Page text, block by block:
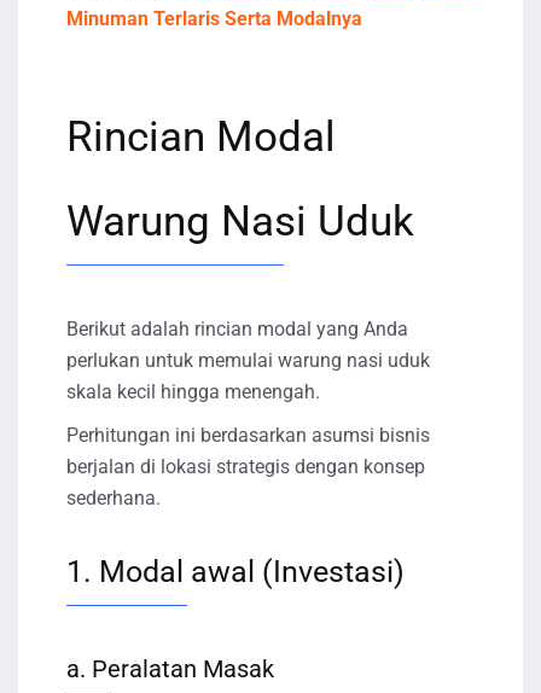
Minuman Terlaris Serta Modalnya
Rincian Modal
Warung Nasi Uduk
Berikut adalah rincian modal yang Anda
perlukan untuk memulai warung nasi uduk
skala kecil hingga menengah.
Perhitungan ini berdasarkan asumsi bisnis
berjalan di lokasi strategis dengan konsep
sederhana.
1. Modal awal (Investasi)
a. Peralatan Masak